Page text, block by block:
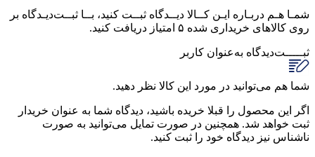
شمـا هـم دربـاره ایـن کــالا دیــدگاه ثبــت کنید، بــا ثبــت‌دیـدگاه بر
روی کالاهای خریداری شده ۵ امتیاز دریافت کنید.
ثبـــــت‌دیدگاه به‌عنوان کاربر
شما هم می‌توانید در مورد این کالا نظر دهید.
اگر این محصول را قبلا خریده باشید، دیدگاه شما به عنوان خریدار
ثبت خواهد شد. همچنین در صورت تمایل می‌توانید به صورت
ناشناس نیز دیدگاه خود را ثبت کنید.